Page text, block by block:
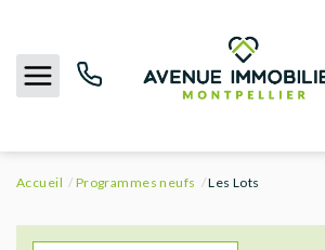
Accueil Programmes neufs Les Lots